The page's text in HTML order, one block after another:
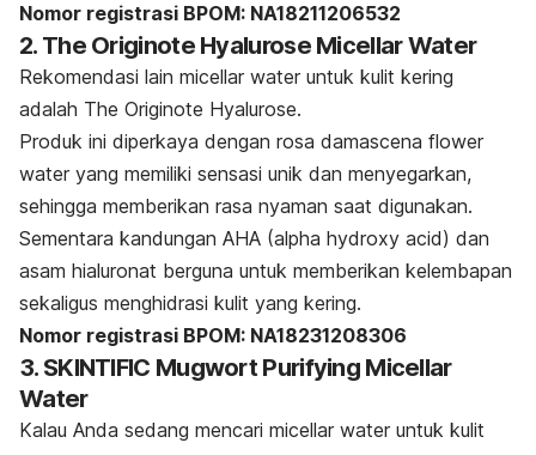
Nomor registrasi BPOM: NA18211206532
2. The Originote Hyalurose Micellar Water
Rekomendasi lain micellar water untuk kulit kering
adalah The Originote Hyalurose.
Produk ini diperkaya dengan rosa damascena flower
water yang memiliki sensasi unik dan menyegarkan,
sehingga memberikan rasa nyaman saat digunakan.
Sementara kandungan AHA (alpha hydroxy acid) dan
asam hialuronat berguna untuk memberikan kelembapan
sekaligus menghidrasi kulit yang kering.
Nomor registrasi BPOM: NA18231208306
3. SKINTIFIC Mugwort Purifying Micellar
Water
Kalau Anda sedang mencari micellar water untuk kulit